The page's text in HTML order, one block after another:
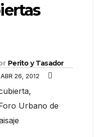
Perito y Tasador
ABR 26, 2012
,
Urbano de